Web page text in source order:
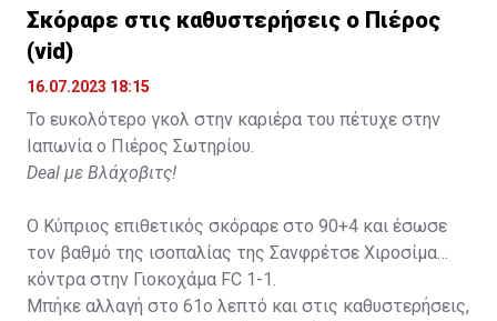
Σκόραρε στις καθυστερήσεις ο Πιέρος
(vid)
16.07.2023 18:15
Το ευκολότερο γκολ στην καριέρα του πέτυχε στην
Ιαπωνία ο Πιέρος Σωτηρίου.
Deal με Βλάχοβιτς!
Ο Κύπριος επιθετικός σκόραρε στο 90+4 και έσωσε
τον βαθμό της ισοπαλίας της Σανφρέτσε Χιροσίμα
κόντρα στην Γιοκοχάμα FC 1-1.
Μπήκε αλλαγή στο 61ο λεπτό και στις καθυστερήσεις,